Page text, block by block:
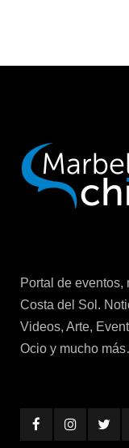
Portal de eventos,
Costa del Sol.
Videos, Arte,
Ocio y mucho